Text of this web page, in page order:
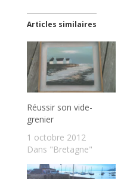
Articles similaires
Réussir son vide-
grenier
1 octobre 2012
Dans "Bretagne"